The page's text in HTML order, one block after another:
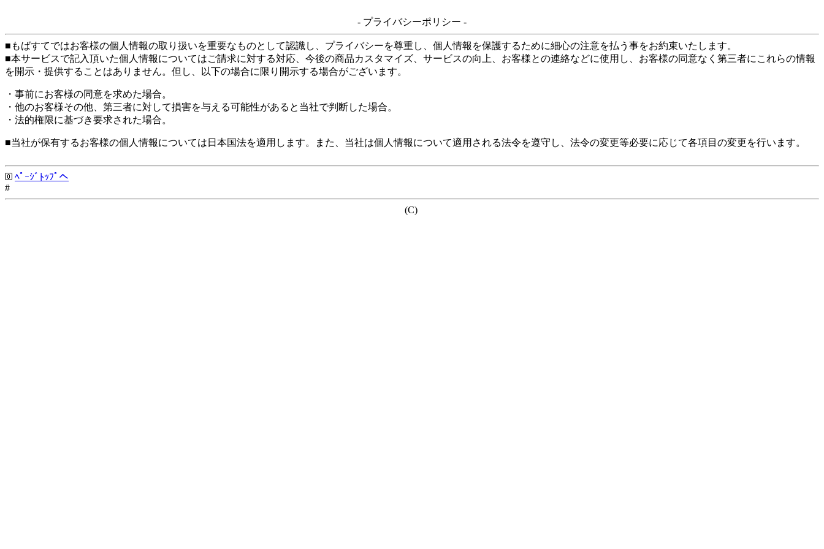
- プライバシーポリシー -
■もばすてではお客様の個人情報の取り扱いを重要なものとして認識し、プライバシーを尊重し、個人情報を保護するために細心の注意を払う事をお約束いたします。
■本サービスで記入頂いた個人情報についてはご請求に対する対応、今後の商品カスタマイズ、サービスの向上、お客様との連絡などに使用し、お客様の同意なく第三者にこれらの情報
を開示・提供することはありません。但し、以下の場合に限り開示する場合がございます。
・事前にお客様の同意を求めた場合。
・他のお客様その他、第三者に対して損害を与える可能性があると当社で判断した場合。
・法的権限に基づき要求された場合。
■当社が保有するお客様の個人情報については日本国法を適用します。また、当社は個人情報について適用される法令を遵守し、法令の変更等必要に応じて各項目の変更を行います。
ﾍﾟｰｼﾞﾄｯﾌﾟへ
#
(C)